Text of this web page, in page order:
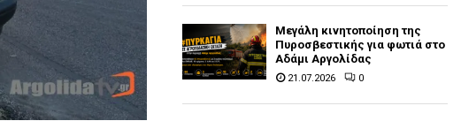
Μεγάλη κινητοποίηση της
Πυροσβεστικής για φωτιά στο
Αδάμι Αργολίδας
21.07.2026 0